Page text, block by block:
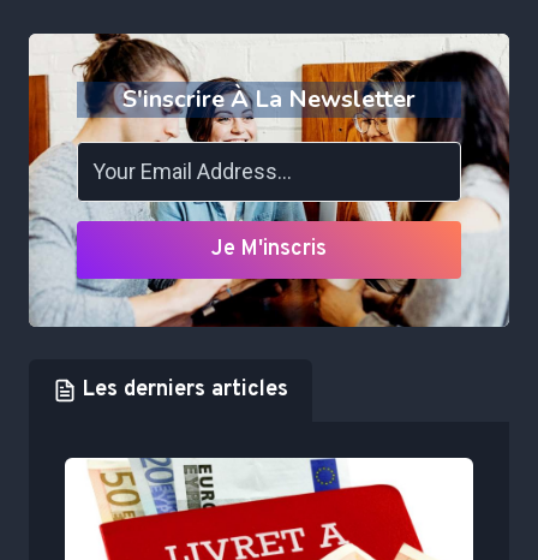
S'inscrire À La Newsletter
Je M'inscris
Les derniers articles